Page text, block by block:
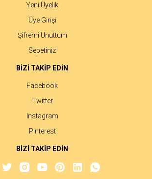
Yeni Üyelik
Üye Girişi
Şifremi Unuttum
Sepetiniz
BİZİ TAKİP EDİN
Facebook
Twitter
Instagram
Pinterest
BİZİ TAKİP EDİN